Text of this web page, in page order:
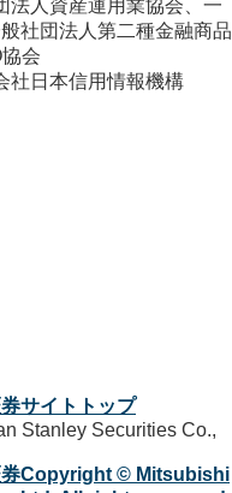
法人資産運用業協会、一
社団法人第二種金融商品
会
社日本信用情報機構
サイトトップ
Copyright © Mitsubishi